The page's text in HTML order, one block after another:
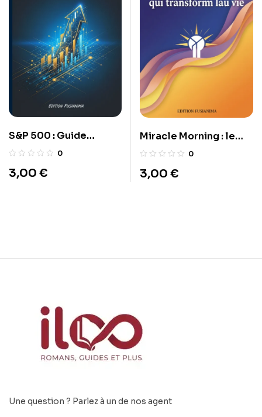
S&P 500 : Guide
Investisseur
0
3,00 €
Miracle Morning : le
secret des matins qui
0
3,00 €
Une question ? Parlez à un de nos agent